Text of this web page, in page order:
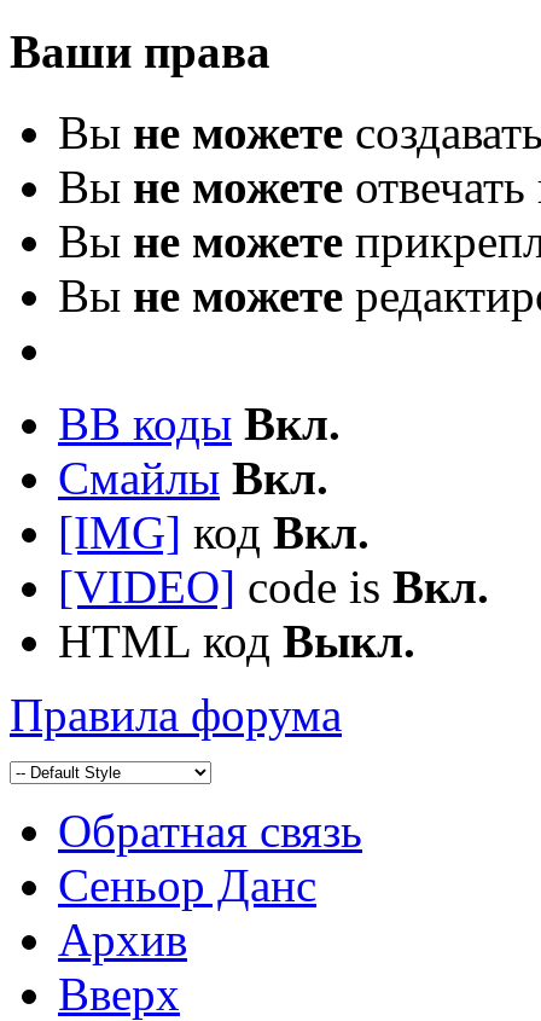
Ваши права
Вы не можете
Вы не можете
Вы не можете
Вы не можете
BB коды Вкл.
Смайлы Вкл.
[IMG] код Вкл.
[VIDEO] code is Вкл.
HTML код Выкл.
Правила форума
Обратная связь
Сеньор Данс
Архив
Вверх